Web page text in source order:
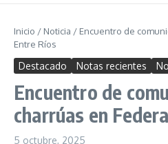
Inicio / Noticia / Encuentro de
Entre Ríos
Destacado Notas recientes
Encuentro de
charrúas en
5 octubre, 2025